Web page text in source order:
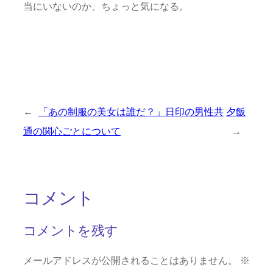
当にいないのか、ちょっと気になる。
←
「あの制服の美女は誰だ？」日印の男性共
通の関心ごとについて
夕飯
→
コメント
コメントを残す
メールアドレスが公開されることはありません。
※